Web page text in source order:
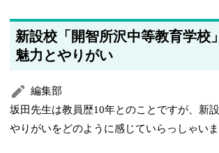
新設校「開智所沢中等教育学校
魅力とやりがい
編集部
坂田先生は教員歴10年とのことですが、新
やりがいをどのように感じていらっしゃいま